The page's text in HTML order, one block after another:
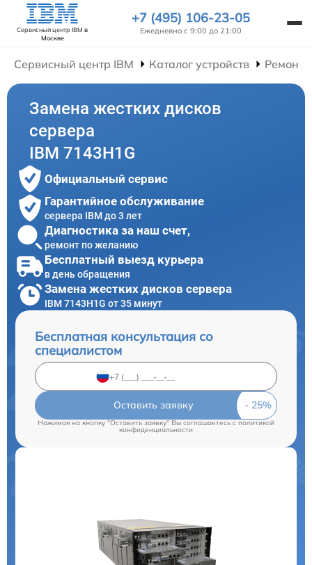
Сервисный центр IBM в
Москве
+7 (495) 106-23-05
Ежедневно с 9:00 до 21:00
Сервисный центр IBM Каталог устройств Ремонт
Замена жестких дисков
сервера
IBM 7143H1G
Официальный сервис
Гарантийное обслуживание
сервера IBM до 3 лет
Диагностика за наш счет,
ремонт по желанию
Бесплатный выезд курьера
в день обращения
Замена жестких дисков сервера
IBM 7143H1G от 35 минут
Бесплатная консультация со
специалистом
Оставить заявку
Нажимая на кнопку "Оставить заявку" Вы соглашаетесь c политикой
конфиденциальности